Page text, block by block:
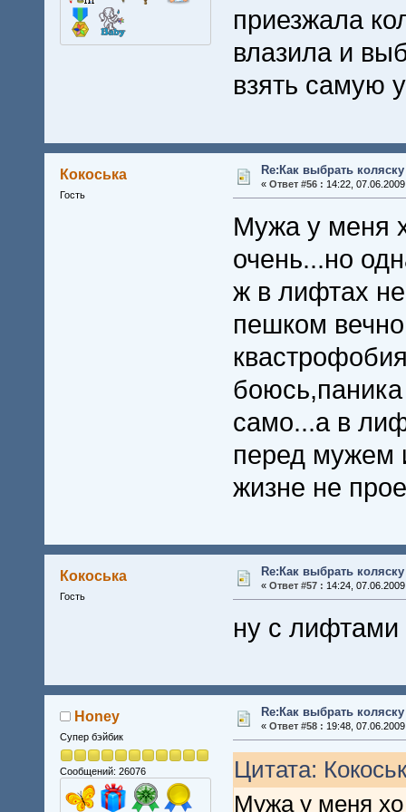
приезжала
влазила и
взять самую
Кокоська
Гость
Re:Как выбрать коляску
« Ответ #56 : 14:22,
Мужа у меня
очень...но
ж в лифтах
пешком
само...а в
перед мужем
жизне не
Кокоська
Гость
Re:Как выбрать коляску
« Ответ #57 : 14:24,
ну с лифтами
Honey
Супер бэйбик
Сообщений: 26076
Re:Как выбрать коляску
« Ответ #58 : 19:48,
Цитата:
Мужа у меня хо